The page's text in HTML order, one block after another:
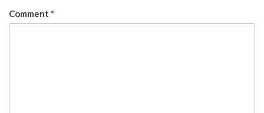
Comment *